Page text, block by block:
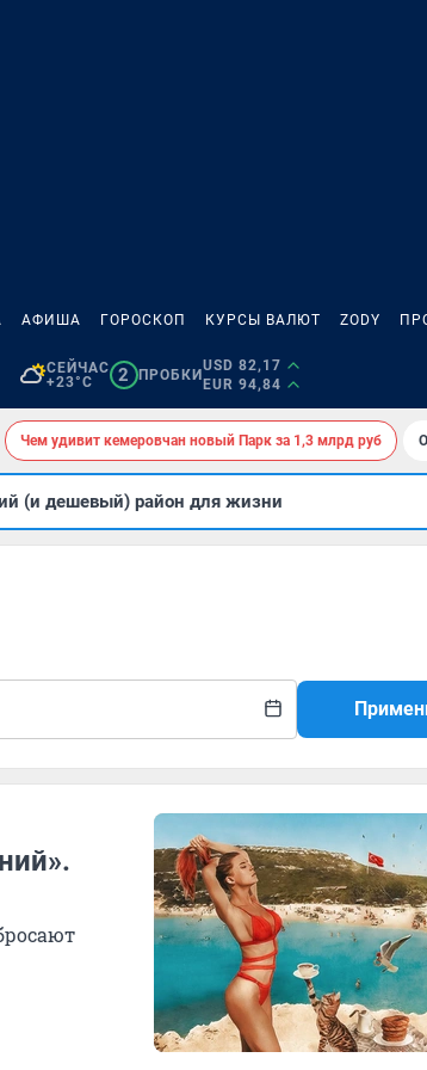
АФИША ГОРОСКОП КУРСЫ ВАЛЮТ ZODY
СЕЙЧАС
+23°C
2 ПРОБКИ
USD 82,17
EUR 94,84
Чем удивит кемеровчан новый Парк за 1,3 млрд руб
(и дешевый) район для жизни